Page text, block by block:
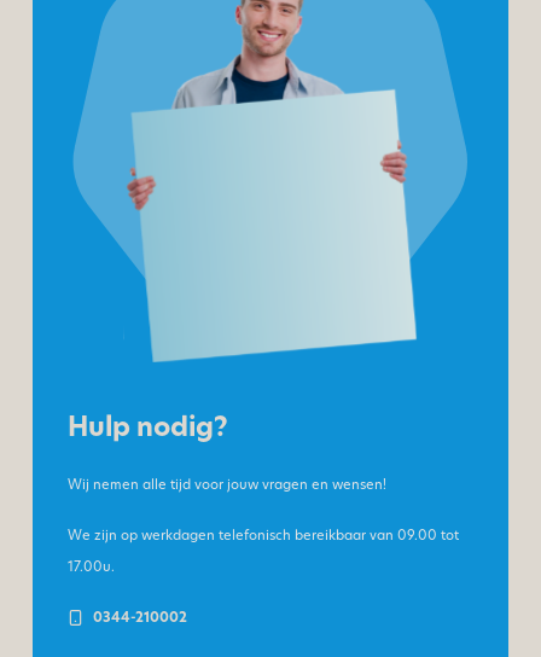
Hulp nodig?
Wij nemen alle tijd voor jouw vragen en wensen!
We zijn op werkdagen telefonisch bereikbaar van09.00 tot
17.00u.
0344-210002